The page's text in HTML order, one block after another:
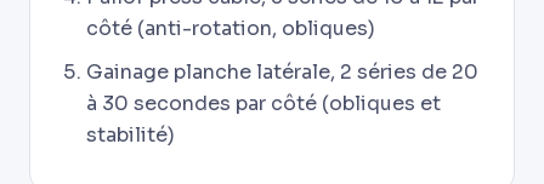
côté (anti-rotation, obliques)
Gainage planche latérale, 2 séries de 20
à 30 secondes par côté (obliques et
stabilité)